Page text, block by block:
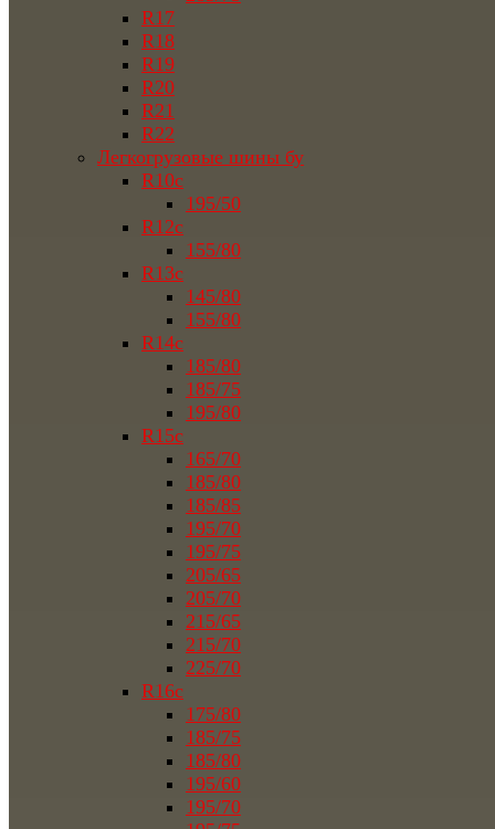
R17
R18
R19
R20
R21
R22
Легкогрузовые шины бу
R10c
195/50
R12c
155/80
R13c
145/80
155/80
R14c
185/80
185/75
195/80
R15c
165/70
185/80
185/85
195/70
195/75
205/65
205/70
215/65
215/70
225/70
R16c
175/80
185/75
185/80
195/60
195/70